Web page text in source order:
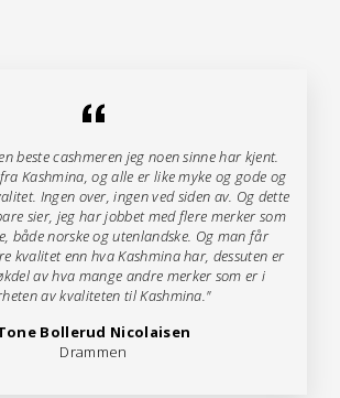
beste cashmeren jeg noen sinne har kjent.
Kashmina, og alle er like myke og gode og
Ingen over, ingen ved siden av. Og dette
sier, jeg har jobbet med flere merker som
både norske og utenlandske. Og man får
kvalitet enn hva Kashmina har, dessuten er
av hva mange andre merker som er i
av kvaliteten til Kashmina."
Bollerud Nicolaisen
Drammen